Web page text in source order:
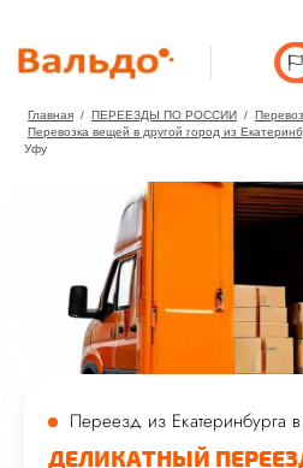
Главная / ПЕРЕЕЗДЫ ПО РОССИИ /
Перевозка вещей в другой город из
Уфу
Переезд из Екатеринбурга
ДЕЛИКАТНЫЙ